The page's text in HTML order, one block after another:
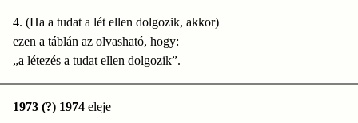
4. (Ha a tudat a lét ellen dolgozik, akkor)
ezen a táblán az olvasható, hogy:
„a létezés a tudat ellen dolgozik”.
1973 (?) 1974 eleje